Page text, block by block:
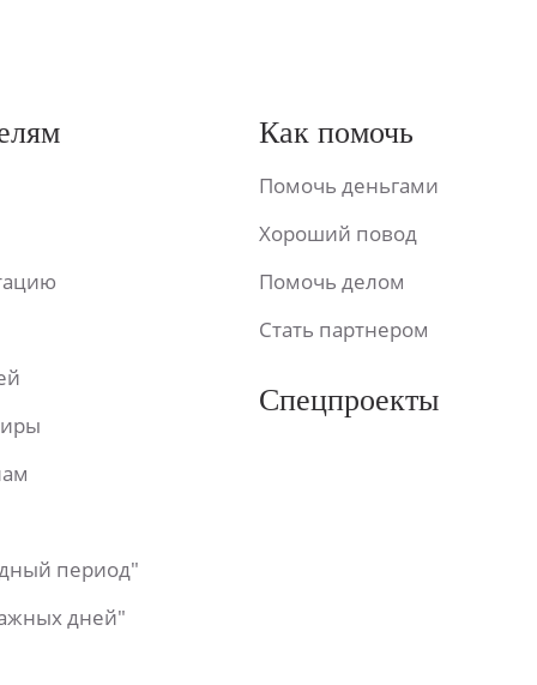
период"
дней"
Как помочь
Помочь деньгами
Хороший повод
Помочь делом
Стать партнером
Спецпроекты